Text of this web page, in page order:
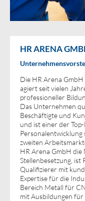
HR ARENA
Die HR Arena
agiert seit vielen
professioneller
Das Unternehmen
Beschäftigte und
und ist einer der
Personalentwicklung
zweiten
HR Arena GmbH
Stellenbesetzung, ist
Qualifizierer mit
Expertise für die
Bereich Metall für
mit Ausbildungen für